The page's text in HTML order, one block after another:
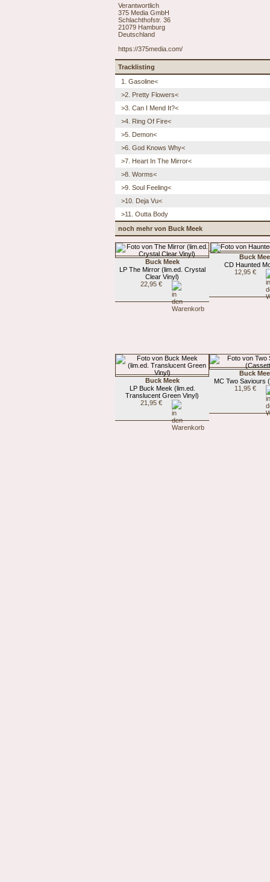
Verantwortlich
375 Media GmbH
Schlachthofstr. 36
21079 Hamburg
Deutschland
https://375media.com/
Tracklisting
1. Gasoline<
>2. Pretty Flowers<
>3. Can I Mend It?<
>4. Ring Of Fire<
>5. Demon<
>6. God Knows Why<
>7. Heart In The Mirror<
>8. Worms<
>9. Soul Feeling<
>10. Deja Vu<
>11. Outta Body
noch mehr von Buck Meek
Buck Meek
LP The Mirror (lim.ed. Crystal
Clear Vinyl)
22,95 €
Buck
CD Haunted
12,95 €
Buck Meek
LP Buck Meek (lim.ed.
Translucent Green Vinyl)
21,95 €
Buck
MC Two Saviours
11,95 €